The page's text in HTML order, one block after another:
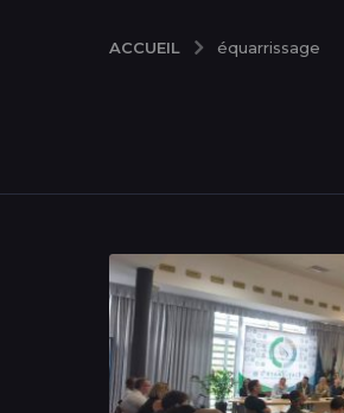
ACCUEIL équarrissage